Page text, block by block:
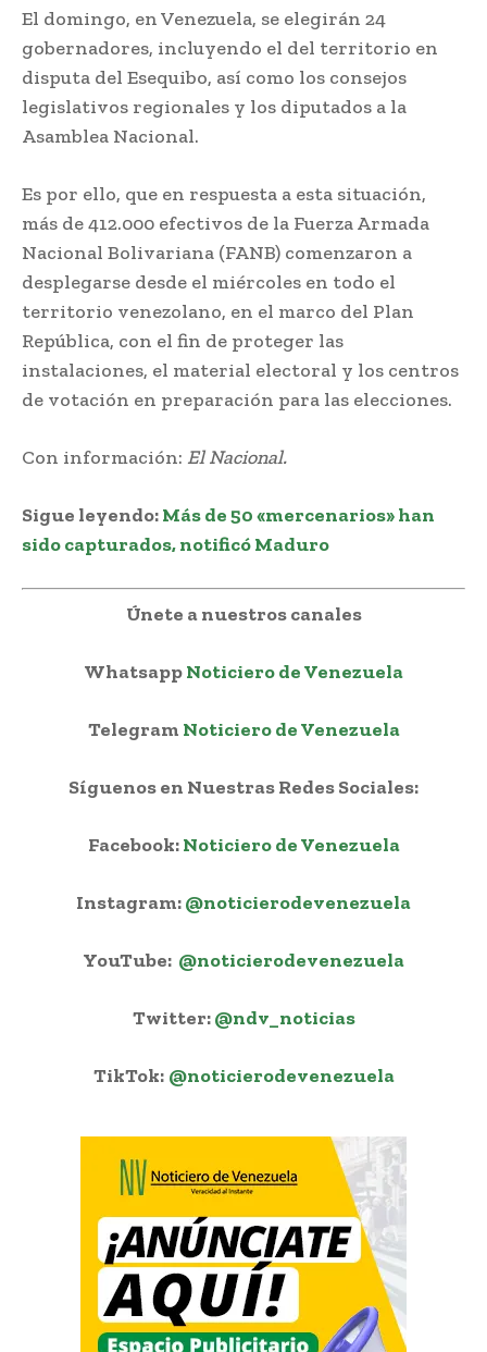
El domingo, en Venezuela, se elegirán 24
gobernadores, incluyendo el del territorio en
disputa del Esequibo, así como los consejos
legislativos regionales y los diputados a la
Asamblea Nacional.
Es por ello, que en respuesta a esta situación,
más de 412.000 efectivos de la Fuerza Armada
Nacional Bolivariana (FANB) comenzaron a
desplegarse desde el miércoles en todo el
territorio venezolano, en el marco del Plan
República, con el fin de proteger las
instalaciones, el material electoral y los centros
de votación en preparación para las elecciones.
Con información: El Nacional.
Sigue leyendo:Más de 50 «mercenarios» han
sido capturados, notificó Maduro
Únete a nuestros canales
WhatsappNoticiero de Venezuela
Telegram Noticiero de Venezuela
Síguenos en Nuestras Redes Sociales:
Facebook:Noticiero de Venezuela
Instagram:@noticierodevenezuela
YouTube: @noticierodevenezuela
Twitter:@ndv_noticias
TikTok: @noticierodevenezuela